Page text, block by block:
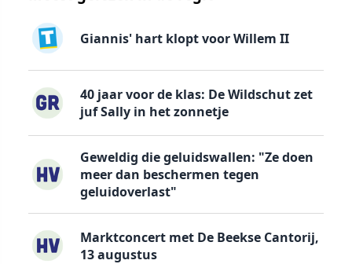
Giannis' hart klopt voor Willem II
40 jaar voor de klas: De Wildschut zet
juf Sally in het zonnetje
Geweldig die geluidswallen: "Ze doen
meer dan beschermen tegen
geluidoverlast"
Marktconcert met De Beekse Cantorij,
13 augustus